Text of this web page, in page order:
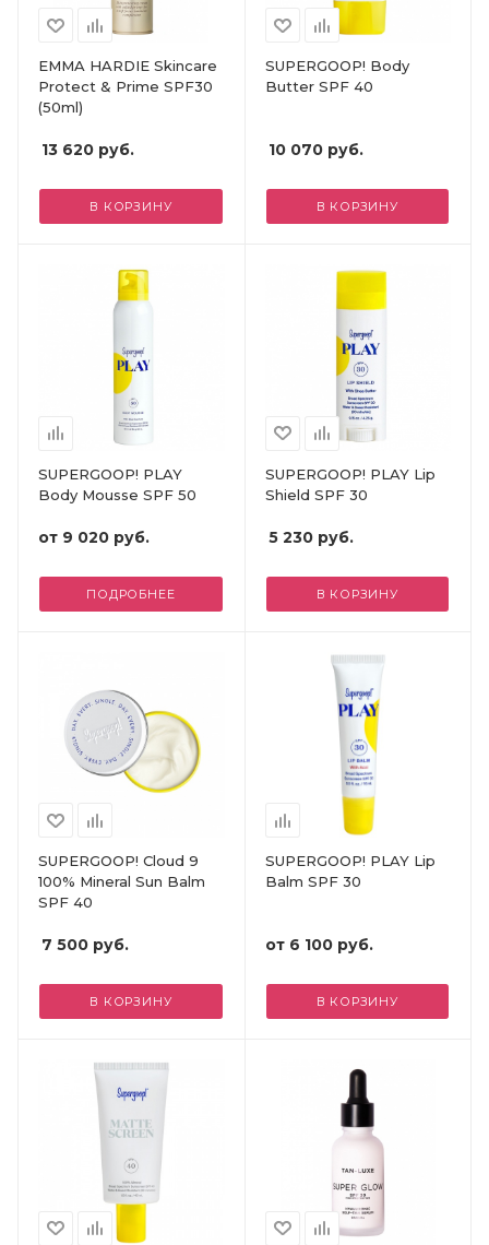
EMMA HARDIE Skincare
Protect & Prime SPF30
(50ml)
13 620 руб.
В КОРЗИНУ
SUPERGOOP! Body
Butter SPF 40
10 070руб.
В КОРЗИНУ
SUPERGOOP! PLAY
Body Mousse SPF 50
от 9 020 руб.
ПОДРОБНЕЕ
SUPERGOOP! PLAY Lip
Shield SPF 30
5 230руб.
В КОРЗИНУ
SUPERGOOP! Cloud 9
100% Mineral Sun Balm
SPF 40
7 500 руб.
В КОРЗИНУ
SUPERGOOP! PLAY Lip
Balm SPF 30
от 6 100 руб.
В КОРЗИНУ